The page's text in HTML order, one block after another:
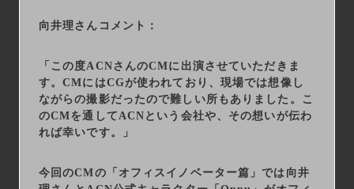
向井理さんコメント：
「この度ACNさんのCMに出演させていただきま
す。CMにはCGが使われており、現場では想像し
ながらの撮影だったので難しい所もありました。こ
のCMを通してACNという会社や、その想いが伝わ
れば幸いです。」
今回のCMの「オフィスイノベーター篇」では向井